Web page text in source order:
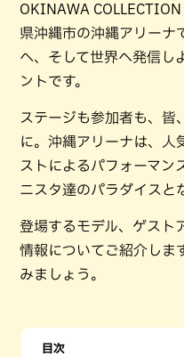
OKINAWA
県沖縄市の沖縄アリーナ
へ、そして世界へ発信し
ントです。
ステージも参加者も、皆
に。沖縄アリーナは、人
ストによるパフォーマン
ニスタ達のパラダイスと
登場するモデル、ゲスト
情報についてご紹介しま
みましょう。
目次